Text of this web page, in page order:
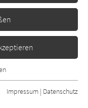
Funktionen der
dass die Webseite
Impressum | Datenschutz